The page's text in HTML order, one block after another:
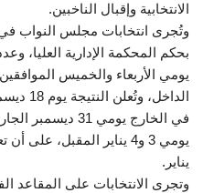
الانتخابية وإقبال الناخبين.
وتُجرى انتخابات مجلس النواب في
يناير.